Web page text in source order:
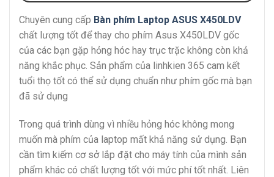
Chuyên cung cấp Bàn phím Laptop ASUS X450LDV
chất lượng tốt để thay cho phím Asus X450LDV gốc
của các bạn gặp hỏng hóc hay trục trặc không còn khả
năng khắc phục. Sản phẩm của linhkien 365 cam kết
tuổi thọ tốt có thể sử dụng chuẩn như phím gốc mà bạn
đã sử dụng
Trong quá trình dùng vì nhiều hỏng hóc không mong
muốn mà phím của laptop mất khả năng sử dụng. Bạn
cần tìm kiếm cơ sở lắp đặt cho máy tính của mình sản
phẩm khác có chất lượng tốt với mức phí tốt nhất. Liên